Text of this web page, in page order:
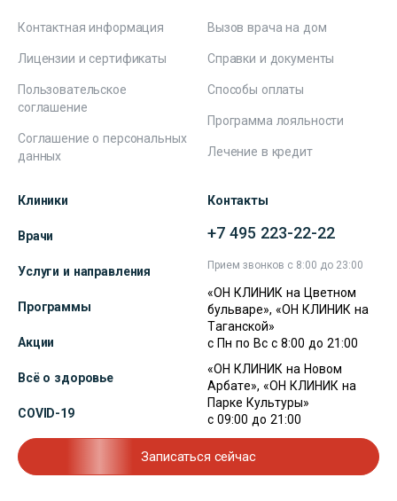
Контактная информация
Лицензии и сертификаты
Пользовательское
соглашение
Соглашение о персональных
данных
Вызов врача на дом
Справки и документы
Способы оплаты
Программа лояльности
Лечение в кредит
Клиники
Врачи
Услуги и направления
Программы
Акции
Всё о здоровье
COVID-19
Контакты
+7 495 223-22-22
Прием звонков с 8:00 до 23:00
«ОН КЛИНИК на Цветном
бульваре», «ОН КЛИНИК на
Таганской»
с Пн по Вс с 8:00 до 21:00
«ОН КЛИНИК на Новом
Арбате», «ОН КЛИНИК на
Парке Культуры»
с 09:00 до 21:00
Записаться сейчас